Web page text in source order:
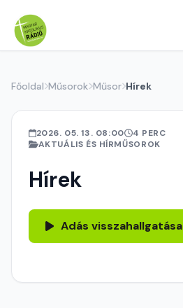
Főoldal Műsorok Műsor Hírek
2026. 05. 13. 08:00
4 PERC
AKTUÁLIS ÉS HÍRMŰSOROK
Hírek
Adás visszahallgatása